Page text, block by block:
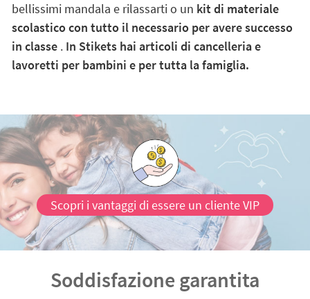
bellissimi mandala e rilassarti o un kit di materiale
scolastico con tutto il necessario per avere successo
in classe. In Stikets hai articoli di cancelleria e
lavoretti per bambini e per tutta la famiglia.
Scopri i vantaggi di essere un cliente VIP
Soddisfazione garantita